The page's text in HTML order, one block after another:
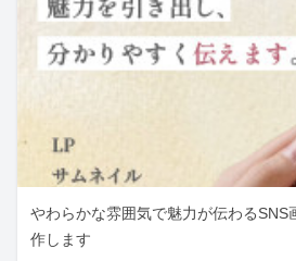
やわらかな雰囲気で魅力が伝わるSNS
作します